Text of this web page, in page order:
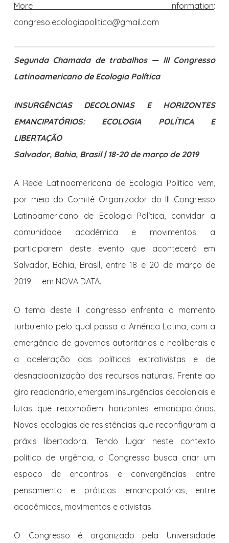
More information:
congreso.ecologiapolitica@gmail.com
Segunda Chamada de trabalhos — III Congresso
Latinoamericano de Ecologia Política
INSURGÊNCIAS DECOLONIAS E HORIZONTES
EMANCIPATÓRIOS: ECOLOGIA POLÍTICA E
LIBERTAÇÃO
Salvador, Bahia, Brasil | 18-20 de março de 2019
A Rede Latinoamericana de Ecologia Política vem,
por meio do Comitê Organizador do III Congresso
Latinoamericano de Ecologia Política, convidar a
comunidade acadêmica e movimentos a
participarem deste evento que acontecerá em
Salvador, Bahia, Brasil, entre 18 e 20 de março de
2019 — em NOVA DATA.
O tema deste III congresso enfrenta o momento
turbulento pelo qual passa a América Latina, com a
emergência de governos autoritários e neoliberais e
a aceleração das políticas extrativistas e de
desnacioanlização dos recursos naturais. Frente ao
giro reacionário, emergem insurgências decoloniais e
lutas que recompõem horizontes emancipatórios.
Novas ecologias de resistências que reconfiguram a
práxis libertadora. Tendo lugar neste contexto
político de urgência, o Congresso busca criar um
espaço de encontros e convergências entre
pensamento e práticas emancipatórias, entre
acadêmicos, movimentos e ativistas.
O Congresso é organizado pela Universidade